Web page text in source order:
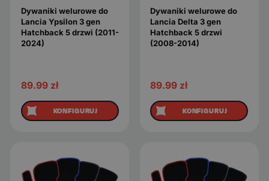
Dywaniki welurowe do
Lancia Ypsilon 3 gen
Hatchback 5 drzwi (2011-
2024)
89.99 zł
KONFIGURUJ
Dywaniki welurowe do
Lancia Delta 3 gen
Hatchback 5 drzwi
(2008-2014)
89.99 zł
KONFIGURUJ